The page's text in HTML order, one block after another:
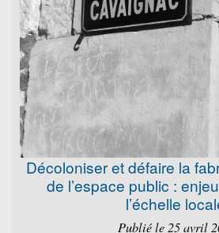
Décoloniser et défaire la
de l’espace public :
l’échelle
Publié le 25 avril